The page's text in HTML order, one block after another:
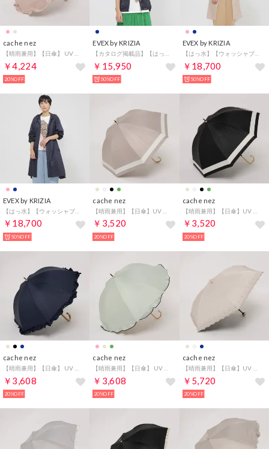
cache nez
【晴雨兼用】【日傘】 UV カット率99％以上 PUへプラムトップレス折りたたみ傘 （PI）
￥4,224
20%OFF
EVEX by KRIZIA
【カタログ掲載品】【はっ水】【ウォッシャブル】シアーストレッチブルゾン （ネイビー）
￥15,950
50%OFF
EVEX by KRIZIA
【はっ水】【ウォッシャブル】シアーストレッチパッカブルコート （ピンク）
￥18,700
50%OFF
EVEX by KRIZIA
￥18,700
50%OFF
cache nez
￥3,520
20%OFF
cache nez
￥3,520
20%OFF
cache nez
【晴雨兼用】【日傘】 UV カット率99％以上 PUビッグフリルショートパラソル （NV）
￥3,608
20%OFF
cache nez
【晴雨兼用】【日傘】 UV カット率99％以上 PUへプラムバルーンショートパラソル （GN）
￥3,608
20%OFF
cache nez
【晴雨兼用】【日傘】UV カット率99％以上 PU軽量フラワー刺繍ミニ折りたたみ傘 （BE）
￥5,720
20%OFF